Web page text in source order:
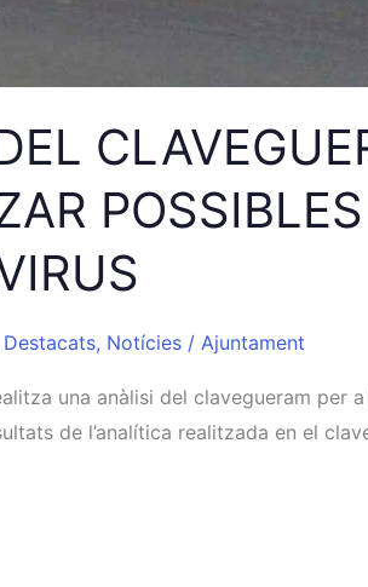
Destacats, Notícies / Ajuntament
una anàlisi del clavegueram per
de l’analítica realitzada en el